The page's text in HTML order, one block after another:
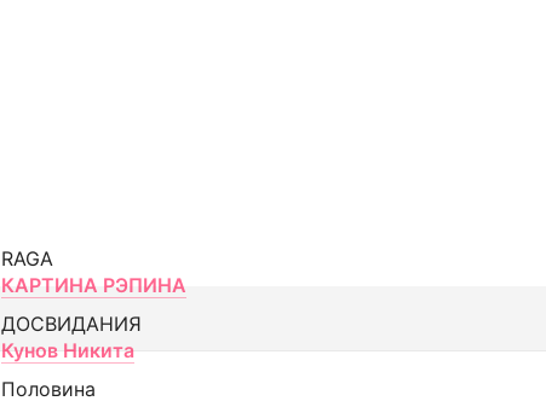
RAGA
КАРТИНА РЭПИНА
ДОСВИДАНИЯ
Кунов Никита
Половина